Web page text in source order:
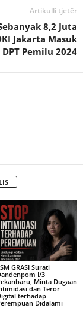
Artikulli tjetër
8,2 Juta
Jakarta Masuk
DPT Pemilu 2024
GRASI Surati
I/3
Minta Dugaan
dan Teror
terhadap
Didalami